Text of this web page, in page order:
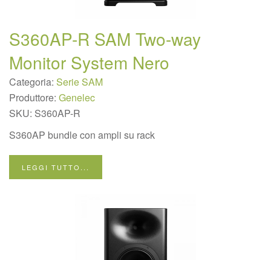
S360AP-R SAM Two-way
Monitor System Nero
Categoria: Serie SAM
Produttore: Genelec
SKU: S360AP-R
S360AP bundle con ampli su rack
LEGGI TUTTO...